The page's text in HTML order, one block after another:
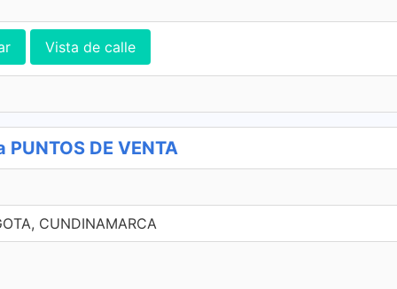
Vista de calle
DE VENTA
CUNDINAMARCA